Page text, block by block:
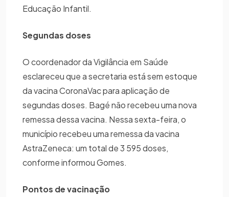
Educação Infantil.
Segundas doses
O coordenador da Vigilância em Saúde
esclareceu que a secretaria está sem estoque
da vacina CoronaVac para aplicação de
segundas doses. Bagé não recebeu uma nova
remessa dessa vacina. Nessa sexta-feira, o
município recebeu uma remessa da vacina
AstraZeneca: um total de 3 595 doses,
conforme informou Gomes.
Pontos de vacinação